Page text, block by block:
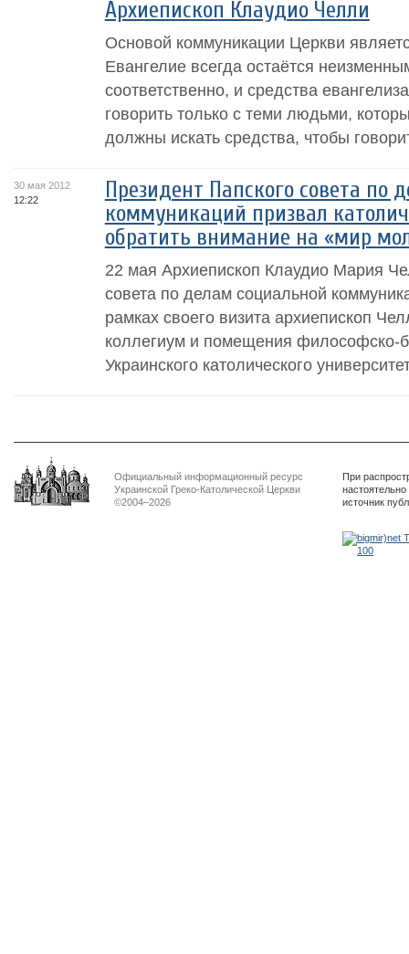
Архиепископ Клаудио Челли
Основой коммуникации Церкви
Евангелие всегда остаётся
соответственно, и средства
говорить только с теми людьми,
должны искать средства, чтобы
30 мая 2012
12:22
Президент Папского совета по
коммуникаций призвал
обратить внимание на «мир
22 мая Архиепископ Клаудио Мария
совета по делам социальной
рамках своего визита архиепископ
коллегиум и помещения философско-
Украинского католического
Официальный информационный ресурс
Украинской Греко-Католической Церкви
©2004–2026
При
источник